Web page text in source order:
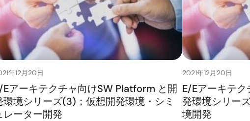
年12月20日
Eアーキテクチャ向けSW Platform と開
環境シリーズ(3)；仮想開発環境・シミ
レーター開発
2021年12月20日
E/Eアーキテ
発環境シリー
境開発